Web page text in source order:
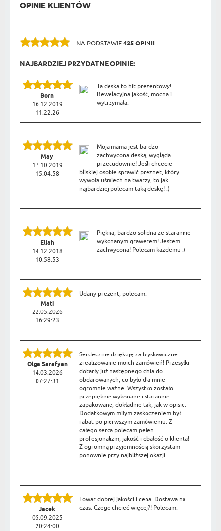
OPINIE KLIENTÓW
NA PODSTAWIE425 OPINII
NAJBARDZIEJ PRZYDATNE OPINIE:
Born
16.12.2019
11:22:26
Ta deska to hit prezentowy!
Rewelacyjna jakość, mocna i
wytrzymała.
May
17.10.2019
15:04:58
Moja mama jest bardzo
zachwycona deską, wygląda
przecudownie! Jeśli chcecie
bliskiej osobie sprawić preznet, który
wywoła uśmiech na twarzy, to jak
najbardziej polecam taką deskę! :)
Eliah
14.12.2018
10:58:53
Piękna, bardzo solidna ze starannie
wykonanym grawerem! Jestem
zachwycona! Polecam każdemu :)
Mati
22.05.2026
16:29:23
Udany prezent, polecam.
Olga Sarafyan
14.03.2026
07:27:31
Serdecznie dziękuję za błyskawiczne
zrealizowanie moich zamówień! Przesyłki
dotarły już następnego dnia do
obdarowanych, co było dla mnie
ogromnie ważne. Wszystko zostało
przepięknie wykonane i starannie
zapakowane, dokładnie tak, jak w opisie.
Dodatkowym miłym zaskoczeniem był
rabat po pierwszym zamówieniu. Z
całego serca polecam pełen
profesjonalizm, jakość i dbałość o klienta!
Z ogromną przyjemnością skorzystam
ponownie przy najbliższej okazji.
Jacek
05.09.2025
20:24:00
Towar dobrej jakości i cena. Dostawa na
czas. Czego chcieć więcej?! Polecam.